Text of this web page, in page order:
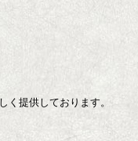
く提供しております。